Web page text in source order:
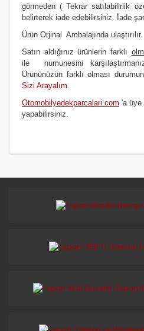
görmeden ( Tekrar satılabilirlik
belirterek iade edebilirsiniz. İade
Ürün Orjinal Ambalajında ulaştırılır.
Satın aldığınız ürünlerin farklı
ile numunesini
Ürününüzün farklı olması
Sizi Arayalım.
Otomobilyedekparcalari.com 'a üye
yapabilirsiniz.